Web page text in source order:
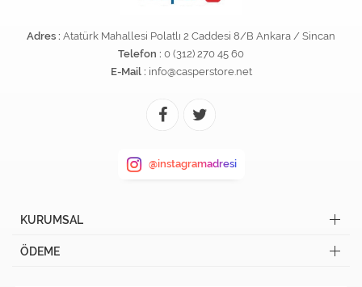
Adres : Atatürk Mahallesi Polatlı 2 Caddesi 8/B Ankara / Sincan
Telefon : 0 (312) 270 45 60
E-Mail : info@casperstore.net
@instagramadresi
KURUMSAL
ÖDEME